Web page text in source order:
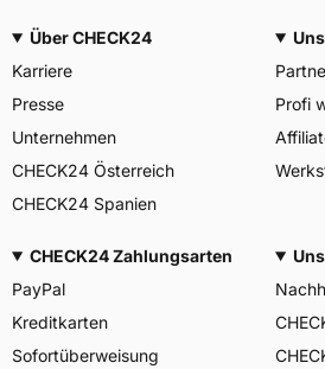
Über CHECK24
Karriere
Presse
Unternehmen
CHECK24 Österreich
CHECK24 Spanien
Profi
CHECK24 Zahlungsarten
PayPal
Kreditkarten
Sofortüberweisung